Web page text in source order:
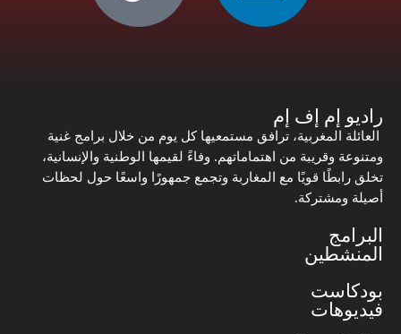
راديو إم إف إم
العائلة المغربية، ترافق مستمعيها كل يوم من خلال برامج غنية
ومتنوعة وقريبة من اهتماماتهم. وفاءً لقيمها الوطنية والإنسانية،
تخلق رابطًا قويًا مع المغاربة وتجمع جمهورًا واسعًا حول لحظات
أصيلة ومشتركة.
البرامج
المنشطين
بودكاست
فيديوهات